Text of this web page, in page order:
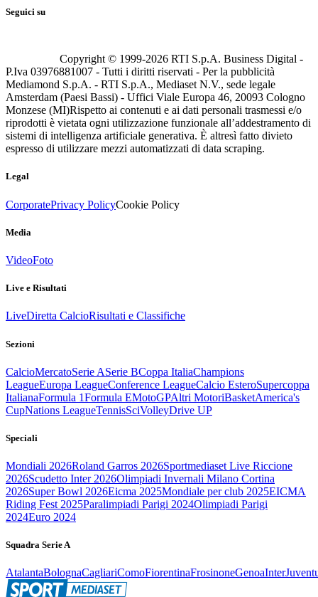
Seguici su
Copyright © 1999-2026 RTI S.p.A. Business Digital -
P.Iva 03976881007 - Tutti i diritti riservati - Per la pubblicità
Mediamond S.p.A. - RTI S.p.A., Mediaset N.V., sede legale
Amsterdam (Paesi Bassi) - Uffici Viale Europa 46, 20093 Cologno
Monzese (MI)Rispetto ai contenuti e ai dati personali trasmessi e/o
riprodotti è vietata ogni utilizzazione funzionale all’addestramento di
sistemi di intelligenza artificiale generativa. È altresì fatto divieto
espresso di utilizzare mezzi automatizzati di data scraping.
Legal
CorporatePrivacy PolicyCookie Policy
Media
VideoFoto
Live e Risultati
LiveDiretta CalcioRisultati e Classifiche
Sezioni
CalcioMercatoSerie ASerie BCoppa ItaliaChampions
LeagueEuropa LeagueConference LeagueCalcio EsteroSupercoppa
ItalianaFormula 1Formula EMotoGPAltri MotoriBasketAmerica's
CupNations LeagueTennisSciVolleyDrive UP
Speciali
Mondiali 2026Roland Garros 2026Sportmediaset Live Riccione
2026Scudetto Inter 2026Olimpiadi Invernali Milano Cortina
2026Super Bowl 2026Eicma 2025Mondiale per club 2025EICMA
Riding Fest 2025Paralimpiadi Parigi 2024Olimpiadi Parigi
2024Euro 2024
Squadra Serie A
AtalantaBolognaCagliariComoFiorentinaFrosinoneGenoaInter